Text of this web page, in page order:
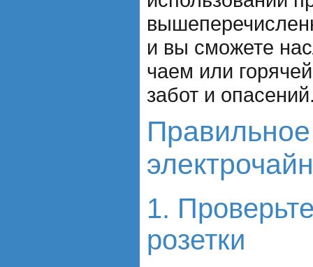
и вы сможете
чаем или
забот и
1.
розетки